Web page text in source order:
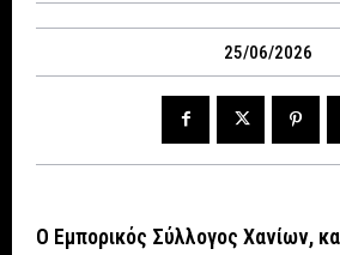
25/06/2026
Ο Εμπορικός Σύλλογος Χανίων,